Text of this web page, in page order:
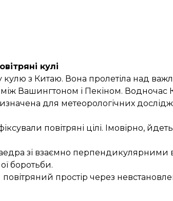
кулі
кулю з Китаю. Вона пролетіла над
Вашингтоном і Пекіном. Водночас
для метеорологічних
повітряні цілі. Імовірно,
зі взаємно
боротьби.
простір через